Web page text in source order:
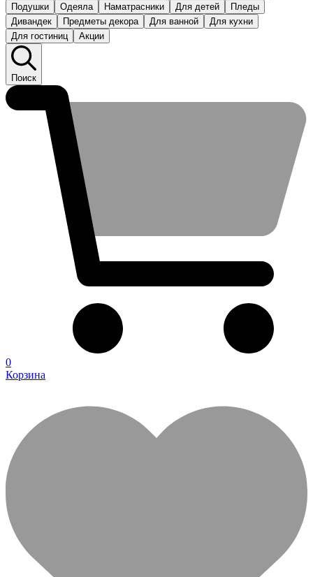
Подушки
Одеяла Наматрасники Для детей
Пледы
Дивандек
Предметы декора Для ванной
Для кухни
Для гостиниц
Акции
Поиск
0
Корзина